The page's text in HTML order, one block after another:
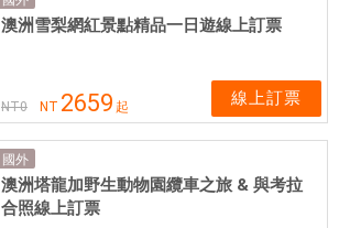
澳洲雪梨網紅景點精品一日遊線上訂票
NT0 NT 2659 起 線上訂票
國外
澳洲塔龍加野生動物園纜車之旅 & 與考拉
合照線上訂票